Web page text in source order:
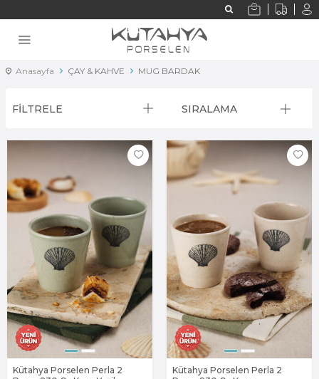
Anasayfa ÇAY & KAHVE MUG BARDAK
FİLTRELE SIRALAMA
Kütahya Porselen Perla 2
Kütahya Porselen Perla 2